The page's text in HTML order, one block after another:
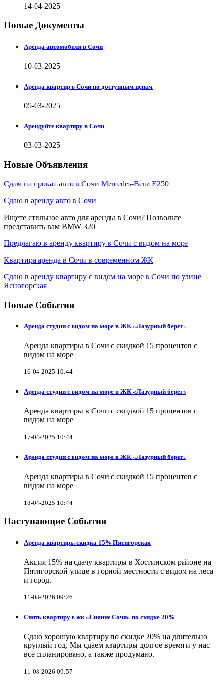
14-04-2025
Новые Документы
Аренда автомобиля в Сочи
10-03-2025
Аренда квартир в Сочи по доступным ценам
05-03-2025
Арендуйте квартиру в Сочи
03-03-2025
Новые Объявления
Сдам на прокат авто в Сочи Mercedes-Benz E250
Сдаю в аренду авто в Сочи
Ищете стильное авто для аренды в Сочи? Позвольте
представить вам BMW 320
Предлагаю в аренду квартиру в Сочи с видом на море
Квартира аренда в Сочи в современном ЖК
Сдаю в аренду квартиру с видом на море в Сочи по улице
Ясногорская
Новые События
Аренда студии с видом на море в ЖК «Лазурный берег»
Аренда квартиры в Сочи с скидкой 15 процентов с
видом на море
16-04-2025 10:44
Аренда студии с видом на море в ЖК «Лазурный берег»
Аренда квартиры в Сочи с скидкой 15 процентов с
видом на море
17-04-2025 10:44
Аренда студии с видом на море в ЖК «Лазурный берег»
Аренда квартиры в Сочи с скидкой 15 процентов с
видом на море
18-04-2025 10:44
Наступающие События
Аренда квартиры скидка 15% Пятигорская
Акция 15% на сдачу квартиры в Хостинском районе на
Пятигорской улице в горной местности с видом на леса
и город.
11-08-2026 09:26
Снять квартиру в жк «Сияние Сочи» по скидке 20%
Сдаю хорошую квартиру по скидке 20% на длительно
круглый год. Мы сдаем квартиры долгое время и у нас
все спланировано, а также продумано.
11-08-2026 09:57